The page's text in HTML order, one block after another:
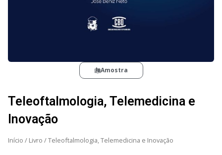
Amostra
Teleoftalmologia, Telemedicina e
Inovação
Início / Livro / Teleoftalmologia, Telemedicina e Inovação